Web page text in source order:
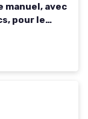
manuel, avec
pour le